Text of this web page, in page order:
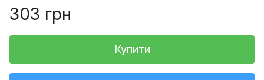
303 грн
Купити